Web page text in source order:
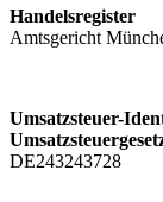
Handelsregister
Amtsgericht
Umsatzsteuer-
DE243243728